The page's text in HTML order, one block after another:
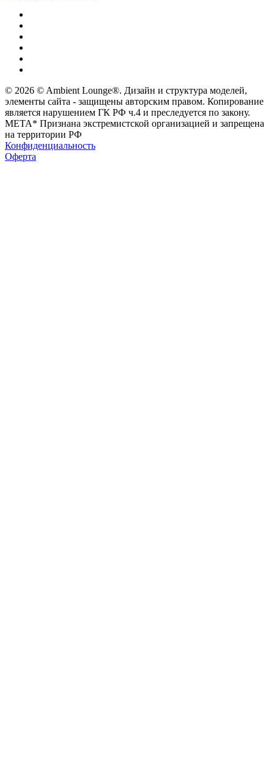
© 2026 © Ambient Lounge®. Дизайн и структура моделей,
элементы сайта - защищены авторским правом. Копирование
является нарушением ГК РФ ч.4 и преследуется по закону.
МЕТА* Признана экстремистской организацией и запрещена
на территории РФ
Конфиденциальность
Оферта